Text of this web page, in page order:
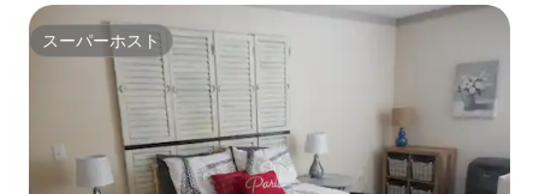
スーパーホスト
スーパーホスト